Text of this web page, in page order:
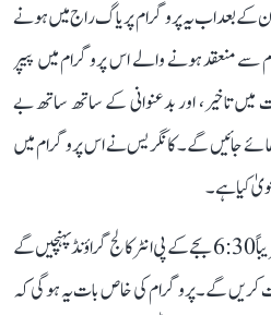
کے بعد اب یہ پروگرام پریاگ راج میں ہونے
سے منعقد ہونے والے اس پروگرام میں پیپر
میں تاخیر، اور بدعنوانی کے ساتھ ساتھ بے
جائیں گے۔ کانگریس نے اس پروگرام میں
کیا ہے۔
واضح رہے کہ راہل گاندھی آج شام تقریباً 6:30 بجے کے پی انٹر کالج گراؤنڈ پہنچیں گے
سے بات کریں گے۔ پروگرام کی خاص بات یہ ہوگی کہ